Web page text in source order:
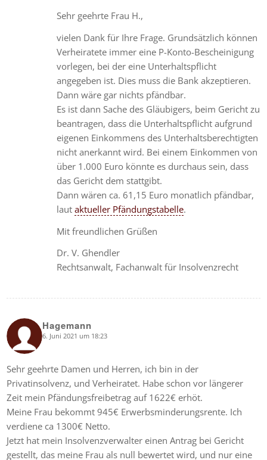
Sehr geehrte Frau H.,
vielen Dank für Ihre Frage. Grundsätzlich können
Verheiratete immer eine P-Konto-Bescheinigung
vorlegen, bei der eine Unterhaltspflicht
angegeben ist. Dies muss die Bank akzeptieren.
Dann wäre gar nichts pfändbar.
Es ist dann Sache des Gläubigers, beim Gericht zu
beantragen, dass die Unterhaltspflicht aufgrund
eigenen Einkommens des Unterhaltsberechtigten
nicht anerkannt wird. Bei einem Einkommen von
über 1.000 Euro könnte es durchaus sein, dass
das Gericht dem stattgibt.
Dann wären ca. 61,15 Euro monatlich pfändbar,
lautaktueller Pfändungstabelle.
Mit freundlichen Grüßen
Dr. V. Ghendler
Rechtsanwalt, Fachanwalt für Insolvenzrecht
Hagemann
says: 6. Juni 2021 um 18:23
Sehr geehrte Damen und Herren, ich bin in der
Privatinsolvenz, und Verheiratet. Habe schon vor längerer
Zeit mein Pfändungsfreibetrag auf 1622€ erhöt.
Meine Frau bekommt 945€ Erwerbsminderungsrente. Ich
verdiene ca 1300€ Netto.
Jetzt hat mein Insolvenzverwalter einen Antrag bei Gericht
gestellt, das meine Frau als null bewertet wird, und nur eine